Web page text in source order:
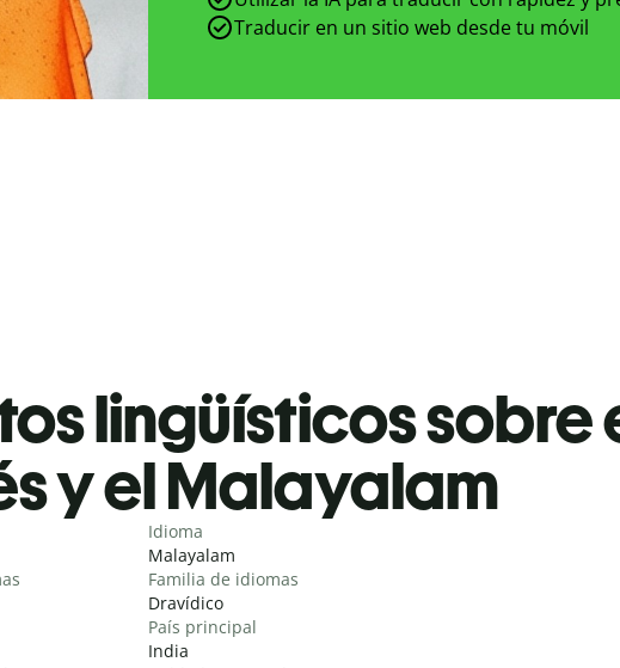
Traducir en un sitio web desde tu móvil
lingüísticos sobre
y el Malayalam
Idioma
Malayalam
Familia de idiomas
Dravídico
País principal
India